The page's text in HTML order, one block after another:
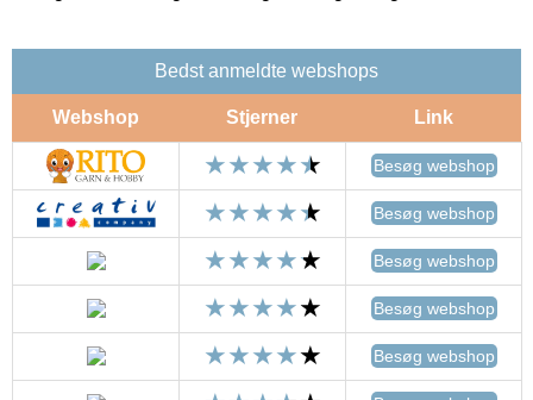
Bedst anmeldte webshops
Webshop Stjerner Link
Besøg webshop
Besøg webshop
Besøg webshop
Besøg webshop
Besøg webshop